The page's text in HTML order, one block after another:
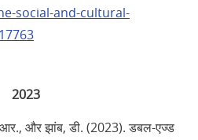
social-and-cultural-
2023
आर., और झांब, डी. (2023). डबल-एज्ड